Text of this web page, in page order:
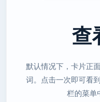
查
默认情况下，卡片正
词。点击一次即可看
栏的菜单